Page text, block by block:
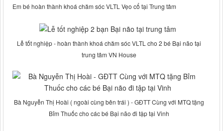
Em bé hoàn thành khoá chăm sóc VLTL Vẹo cổ tại Trung tâm
Lễ tốt nghiệp - hoàn thành khoá chăm sóc VLTL cho 2 bé Bại não tại
trung tâm VN House
Bà Nguyễn Thị Hoài ( ngoài cùng bên trái ) - GĐTT Cùng với MTQ tặng
Bỉm Thuốc cho các bé Bại não đi tập tại Vinh